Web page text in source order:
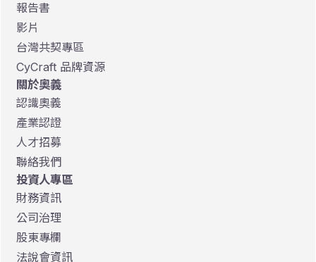
報告書
影片
台灣共契專區
CyCraft 品牌資源
關於奧義
認識奧義
產業認證
人才招募
聯絡我們
投資人專區
財務資訊
公司治理
股東專欄
法說會資訊